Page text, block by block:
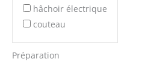
hâchoir électrique
couteau
Préparation